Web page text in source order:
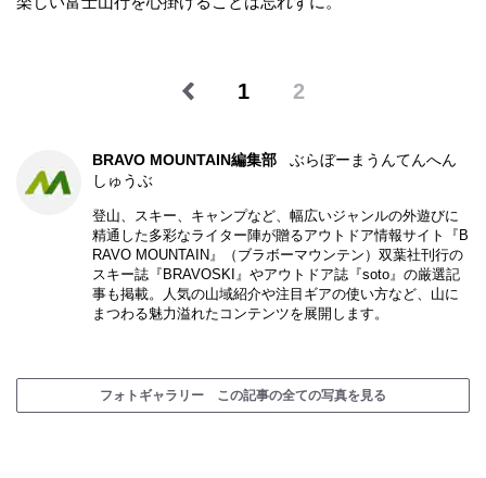
1 2
BRAVO MOUNTAIN編集部
ぶらぼーまうんてんへん
しゅうぶ
登山、スキー、キャンプなど、幅広いジャンルの外遊びに
精通した多彩なライター陣が贈るアウトドア情報サイト『B
RAVO MOUNTAIN』（ブラボーマウンテン）双葉社刊行の
スキー誌『BRAVOSKI』やアウトドア誌『soto』の厳選記
事も掲載。人気の山域紹介や注目ギアの使い方など、山に
まつわる魅力溢れたコンテンツを展開します。
フォトギャラリー この記事の全ての写真を見る